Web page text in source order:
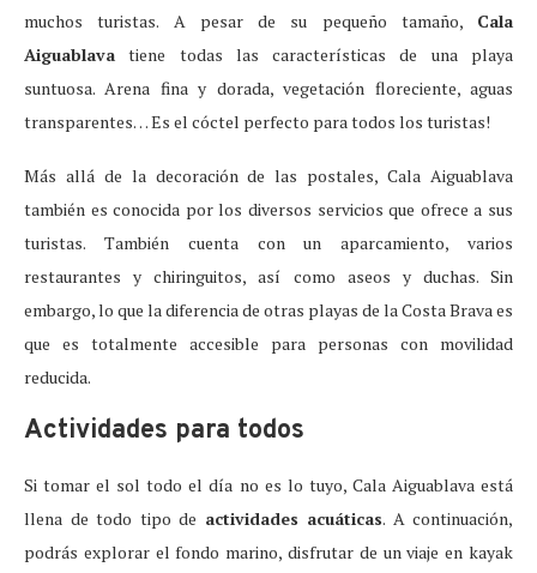
muchos turistas. A pesar de su pequeño tamaño, Cala
Aiguablava tiene todas las características de una playa
suntuosa. Arena fina y dorada, vegetación floreciente, aguas
transparentes… Es el cóctel perfecto para todos los turistas!
Más allá de la decoración de las postales, Cala Aiguablava
también es conocida por los diversos servicios que ofrece a sus
turistas. También cuenta con un aparcamiento, varios
restaurantes y chiringuitos, así como aseos y duchas. Sin
embargo, lo que la diferencia de otras playas de la Costa Brava es
que es totalmente accesible para personas con movilidad
reducida.
Actividades para todos
Si tomar el sol todo el día no es lo tuyo, Cala Aiguablava está
llena de todo tipo de actividades acuáticas. A continuación,
podrás explorar el fondo marino, disfrutar de un viaje en kayak